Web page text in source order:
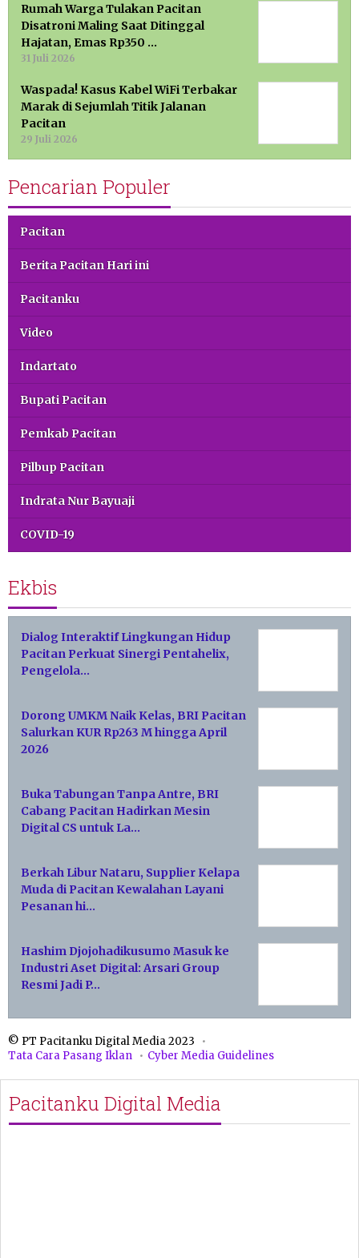
Rumah Warga Tulakan Pacitan
Disatroni Maling Saat Ditinggal
Hajatan, Emas Rp350 …
31 Juli 2026
Waspada! Kasus Kabel WiFi Terbakar
Marak di Sejumlah Titik Jalanan
Pacitan
29 Juli 2026
Pencarian Populer
Pacitan
Berita Pacitan Hari ini
Pacitanku
Video
Indartato
Bupati Pacitan
Pemkab Pacitan
Pilbup Pacitan
Indrata Nur Bayuaji
COVID-19
Ekbis
Dialog Interaktif Lingkungan Hidup
Pacitan Perkuat Sinergi Pentahelix,
Pengelola…
Dorong UMKM Naik Kelas, BRI Pacitan
Salurkan KUR Rp263 M hingga April
2026
Buka Tabungan Tanpa Antre, BRI
Cabang Pacitan Hadirkan Mesin
Digital CS untuk La…
Berkah Libur Nataru, Supplier Kelapa
Muda di Pacitan Kewalahan Layani
Pesanan hi…
Hashim Djojohadikusumo Masuk ke
Industri Aset Digital: Arsari Group
Resmi Jadi P…
© PT Pacitanku Digital Media 2023
Tata Cara Pasang Iklan
Cyber Media Guidelines
Pacitanku Digital Media